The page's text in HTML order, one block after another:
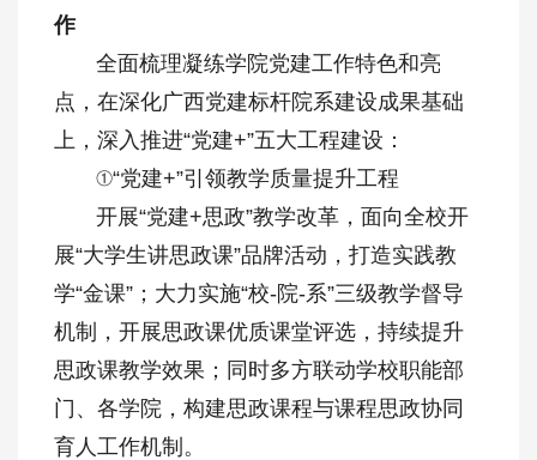
作
全面梳理凝练学院党建工作特色和亮
点，在深化广西党建标杆院系建设成果基础
上，深入推进“党建+”五大工程建设：
①“党建+”引领教学质量提升工程
开展“党建+思政”教学改革，面向全校开
展“大学生讲思政课”品牌活动，打造实践教
学“金课”；大力实施“校-院-系”三级教学督导
机制，开展思政课优质课堂评选，持续提升
思政课教学效果；同时多方联动学校职能部
门、各学院，构建思政课程与课程思政协同
育人工作机制。